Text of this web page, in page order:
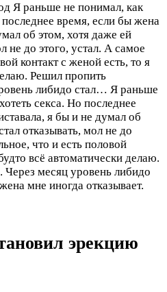
Я раньше не понимал, как
время, если бы жена
об этом, хотя даже ей
не до этого, устал. А самое
контакт с женой есть, то я
Решил пропить
либидо стал… Я раньше
секса. Но последнее
я бы и не думал об
отказывать, мол не до
что и есть половой
всё автоматически делаю.
месяц уровень либидо
мне иногда отказывает.
эрекцию